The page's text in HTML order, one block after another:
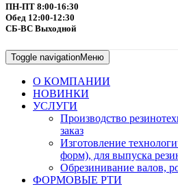
ПН-ПТ 8:00-16:30
Обед 12:00-12:30
СБ-ВС Выходной
Toggle navigationМеню
О КОМПАНИИ
НОВИНКИ
УСЛУГИ
Производство
заказ
Изготовление
форм), для выпуска
Обрезинивание валов,
ФОРМОВЫЕ РТИ